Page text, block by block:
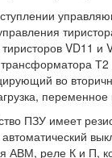
VD11 и
Т2
во
ПЗУ имеет
АВМ, реле К и П,